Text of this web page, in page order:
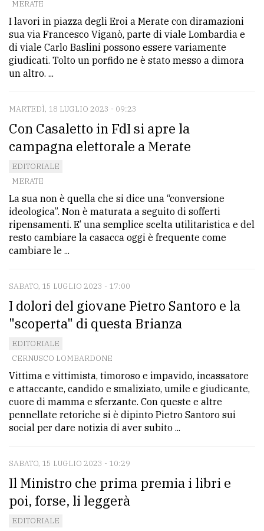
MERATE
I lavori in piazza degli Eroi a Merate con diramazioni
sua via Francesco Viganò, parte di viale Lombardia e
di viale Carlo Baslini possono essere variamente
giudicati. Tolto un porfido ne è stato messo a dimora
un altro. ...
MARTEDÌ, 18 LUGLIO 2023 - 09:23
Con Casaletto in FdI si apre la
campagna elettorale a Merate
EDITORIALE
MERATE
La sua non è quella che si dice una “conversione
ideologica”. Non è maturata a seguito di sofferti
ripensamenti. E’ una semplice scelta utilitaristica e del
resto cambiare la casacca oggi è frequente come
cambiare le ...
SABATO, 15 LUGLIO 2023 - 17:00
I dolori del giovane Pietro Santoro e la
"scoperta" di questa Brianza
EDITORIALE
CERNUSCO LOMBARDONE
Vittima e vittimista, timoroso e impavido, incassatore
e attaccante, candido e smaliziato, umile e giudicante,
cuore di mamma e sferzante. Con queste e altre
pennellate retoriche si è dipinto Pietro Santoro sui
social per dare notizia di aver subito ...
SABATO, 15 LUGLIO 2023 - 10:29
Il Ministro che prima premia i libri e
poi, forse, li leggerà
EDITORIALE